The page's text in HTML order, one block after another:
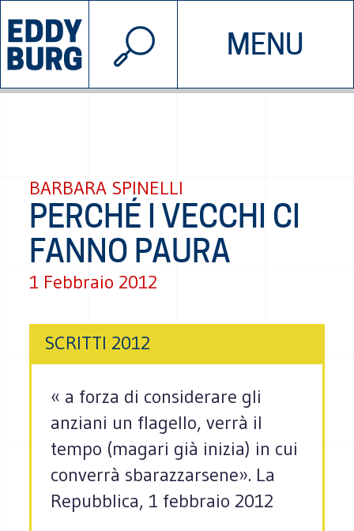
MENU
INIZIATIVE CHI SIAMO
© 2026 EDDYBURG
BARBARA SPINELLI
PERCHÉ I VECCHI CI
FANNO PAURA
1 Febbraio 2012
SCRITTI 2012
« a forza di considerare gli
anziani un flagello, verrà il
tempo (magari già inizia) in cui
converrà sbarazzarsene». La
Repubblica, 1 febbraio 2012